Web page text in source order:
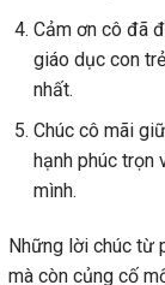
Cảm ơn cô đã
giáo dục con
nhất.
Chúc cô mãi
hạnh phúc trọn
mình.
Những lời chúc từ
mà còn củng cố